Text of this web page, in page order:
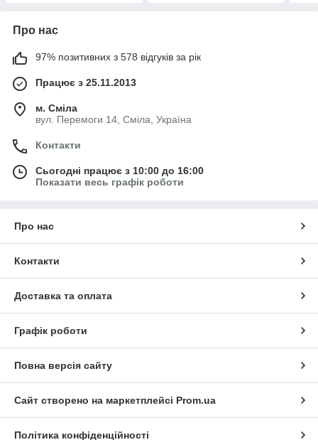
Про нас
97% позитивних з 578 відгуків за рік
Працює з 25.11.2013
м. Сміла
вул. Перемоги 14, Сміла, Україна
Контакти
Сьогодні працює з 10:00 до 16:00
Показати весь графік роботи
Про нас
Контакти
Доставка та оплата
Графік роботи
Повна версія сайту
Сайт створено на маркетплейсі Prom.ua
Політика конфіденційності